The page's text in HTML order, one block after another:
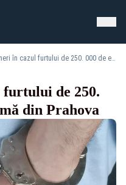
Două rețineri în cazul furtului de 250. 000 de euro de la o firmă din Prahova
de 250.
din Prahova